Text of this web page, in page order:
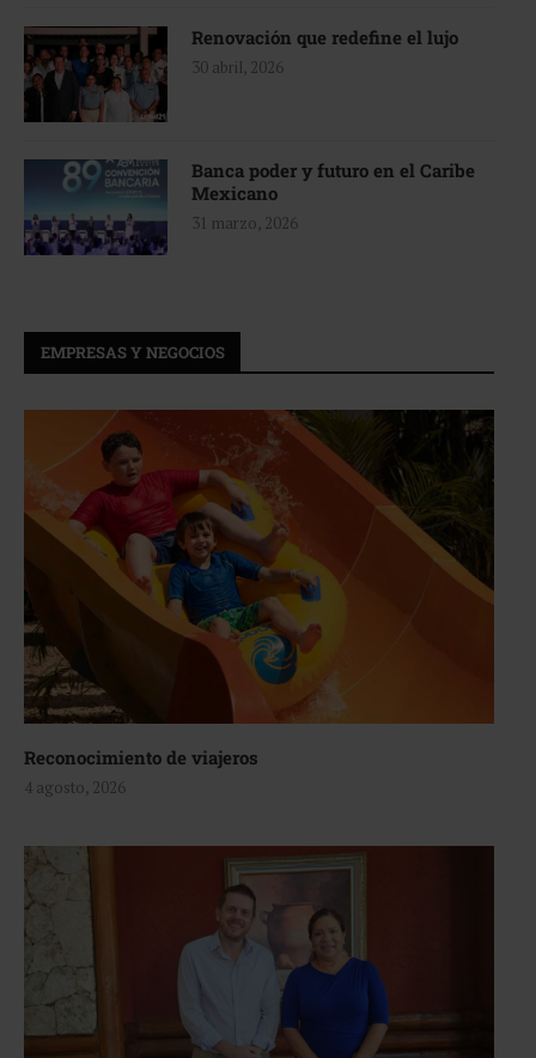
Renovación que redefine el lujo
30 abril, 2026
Banca poder y futuro en el Caribe
Mexicano
31 marzo, 2026
EMPRESAS Y NEGOCIOS
Reconocimiento de viajeros
4 agosto, 2026